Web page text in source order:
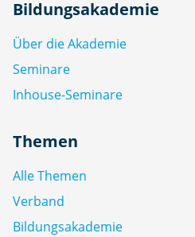
Bildungsakademie
Über die Akademie
Seminare
Inhouse-Seminare
Themen
Alle Themen
Verband
Bildungsakademie